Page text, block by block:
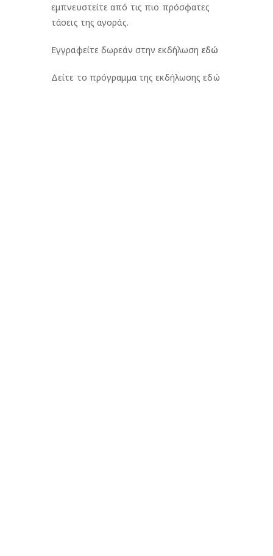
εμπνευστείτε από τις πιο πρόσφατες
τάσεις της αγοράς.
Εγγραφείτε δωρεάν στην εκδήλωση εδώ
Δείτε το πρόγραμμα της εκδήλωσηςεδώ